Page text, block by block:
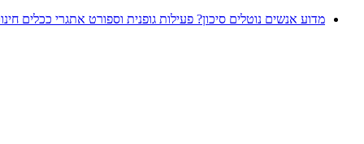
מדוע אנשים נוטלים סיכון? פעילות גופנית וספורט אתגרי ככלים